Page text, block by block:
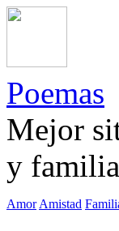
Poemas
Mejor
y familia
Amor Amistad